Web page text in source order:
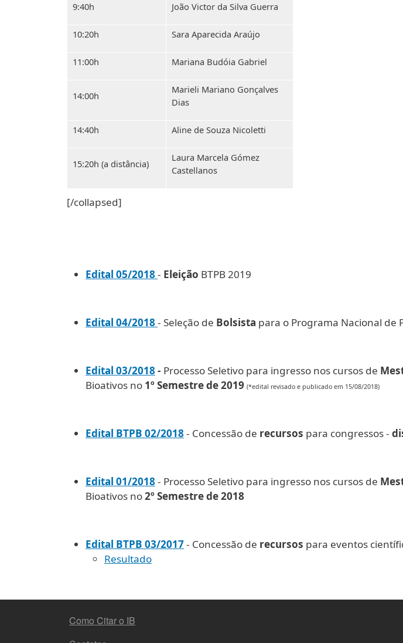
9:40h João Victor da Silva Guerra
10:20h Sara Aparecida Araújo
11:00h Mariana Budóia Gabriel
14:00h
Marieli Mariano Gonçalves
Dias
14:40h Aline de Souza Nicoletti
15:20h (a distância)
Laura Marcela Gómez
Castellanos
[/collapsed]
Edital 05/2018- Eleição BTPB 2019
Edital 04/2018- Seleção de Bolsista para o Programa Nacional de
Edital 03/2018- Processo Seletivo para ingresso nos cursos de
Bioativos no 1º Semestre de 2019 (*edital revisado e publicado em 15/08/2018)
Edital BTPB 02/2018- Concessão de recursos para congressos -
Edital 01/2018- Processo Seletivo para ingresso nos cursos de
Bioativos no2º Semestre de 2018
Edital BTPB 03/2017- Concessão de recursos para eventos
Resultado
MENU DO RODAPÉ
Como Citar o IB